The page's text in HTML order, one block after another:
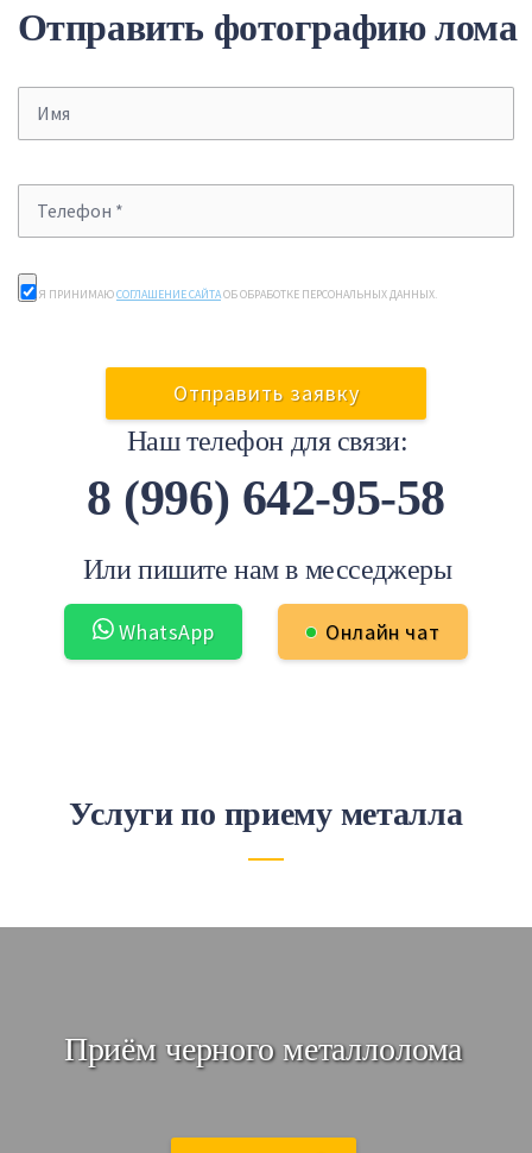
Отправить фотографию лома
Я ПРИНИМАЮСОГЛАШЕНИЕ САЙТАОБ ОБРАБОТКЕ ПЕРСОНАЛЬНЫХ ДАННЫХ.
Наш телефон для связи:
8 (996) 642-95-58
Или пишите нам в месседжеры
WhatsApp Онлайн чат
Заявка!
Услуги по приему металла
Приём черного металлолома